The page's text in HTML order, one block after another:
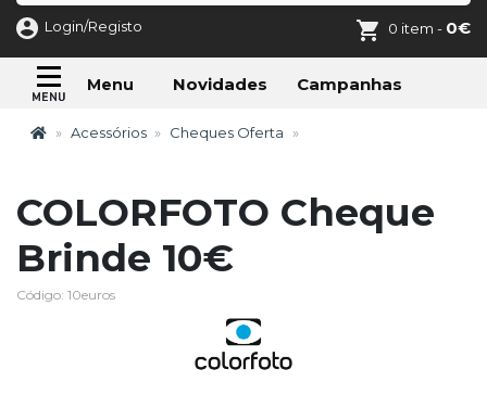
Login/Registo 0 item - 0€
Menu Novidades Campanhas
Acessórios Cheques Oferta
COLORFOTO Cheque
Brinde 10€
Código: 10euros